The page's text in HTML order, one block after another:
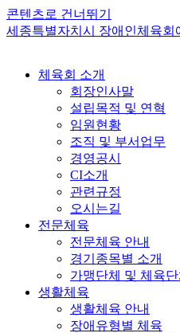
콘텐츠로 건너뛰기
세종특별자치시 장애인체육
체육회 소개
회장인사말
설립목적 및 연혁
임원현황
조직 및 부서업무
경영공시
CI소개
관련규정
오시는길
전문체육
전문체육 안내
경기종목별 소개
가맹단체 및 체육단
생활체육
생활체육 안내
장애유형별 체육